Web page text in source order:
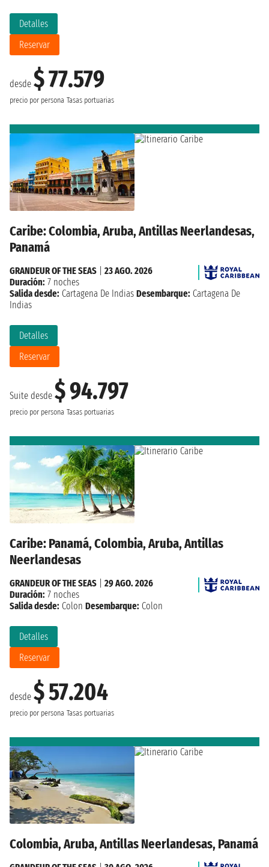
desde $ 77.579
precio por persona Tasas portuarias
Detalles
Reservar
Caribe: Colombia, Aruba, Antillas Neerlandesas,
Panamá
Suite desde $ 94.797
precio por persona Tasas portuarias
Detalles
Reservar
GRANDEUR OF THE SEAS
23 AGO. 2026
Duración: 7 noches
Salida desde: Cartagena De Indias Desembarque: Cartagena De
Indias
Caribe: Panamá, Colombia, Aruba, Antillas
Neerlandesas
desde $ 57.204
precio por persona Tasas portuarias
Detalles
Reservar
GRANDEUR OF THE SEAS
29 AGO. 2026
Duración: 7 noches
Salida desde: Colon Desembarque: Colon
Colombia, Aruba, Antillas Neerlandesas, Panamá